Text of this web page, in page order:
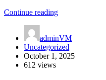
Continue reading
adminVM
Uncategorized
October 1, 2025
612 views